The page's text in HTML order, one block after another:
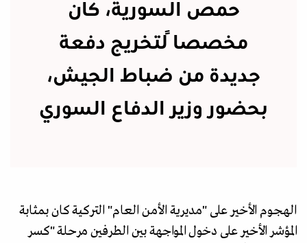
حمص السورية، كان
مخصصاً لتخريج دفعة
جديدة من ضباط الجيش،
بحضور وزير الدفاع السوري
الهجوم الأخير على "مديرية الأمن العام" التركية كان بمثابة
المؤشر الأخير على دخول المواجهة بين الطرفين مرحلة "كسر